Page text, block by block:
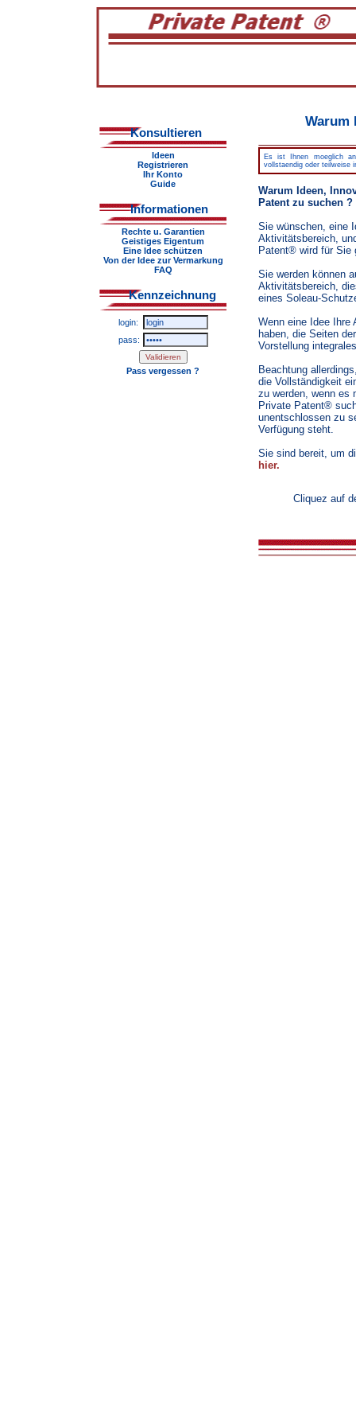
Konsultieren
Ideen
Registrieren
Ihr Konto
Guide
Informationen
Rechte u. Garantien
Geistiges Eigentum
Eine Idee schützen
Von der Idee zur Vermarkung
FAQ
Kennzeichnung
login:
pass:
Pass vergessen ?
Warum
Es ist Ihnen moeglich
vollstaendig oder teilweise
Warum Ideen,
Patent zu suchen ?
Sie wünschen, eine
Aktivitätsbereich,
Patent® wird für Sie
Sie werden können
Aktivitätsbereich,
eines Soleau-
Wenn eine Idee Ihre
haben, die Seiten
Vorstellung
Beachtung
die Vollständigkeit
zu werden, wenn es
Private Patent®
unentschlossen zu
Verfügung steht.
Sie sind bereit, um
hier.
Cliquez auf